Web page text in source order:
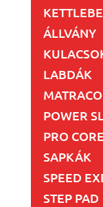
ÁLLVÁNY
LABDÁK
POWER
PRO
SAPKÁK
SPEED
STEP PAD